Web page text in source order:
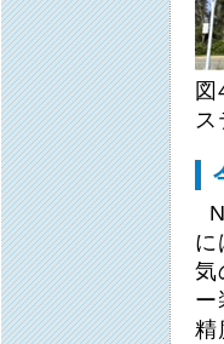
ス
に
気
ー
精